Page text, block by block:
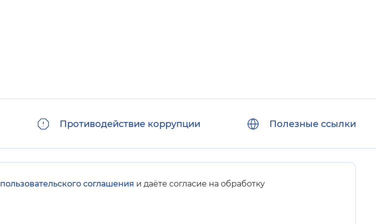
пользовательского соглашения и даёте согласие на обработку
Противодействие коррупции Полезные ссылки